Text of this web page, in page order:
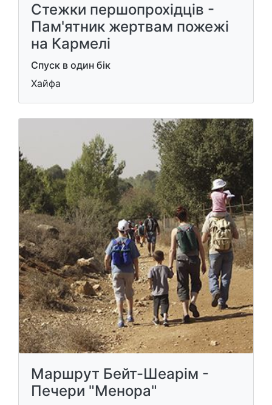
Стежки першопрохідців -
Пам'ятник жертвам пожежі
на Кармелі
Спуск в один бік
Хайфа
Маршрут Бейт-Шеарім -
Печери "Менора"